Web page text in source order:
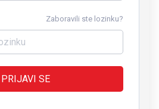
Zaboravili ste lozinku?
PRIJAVI SE